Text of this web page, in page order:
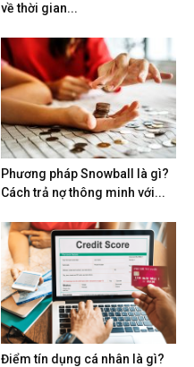
về thời gian...
Phương pháp Snowball là gì?
Cách trả nợ thông minh với...
Điểm tín dụng cá nhân là gì?